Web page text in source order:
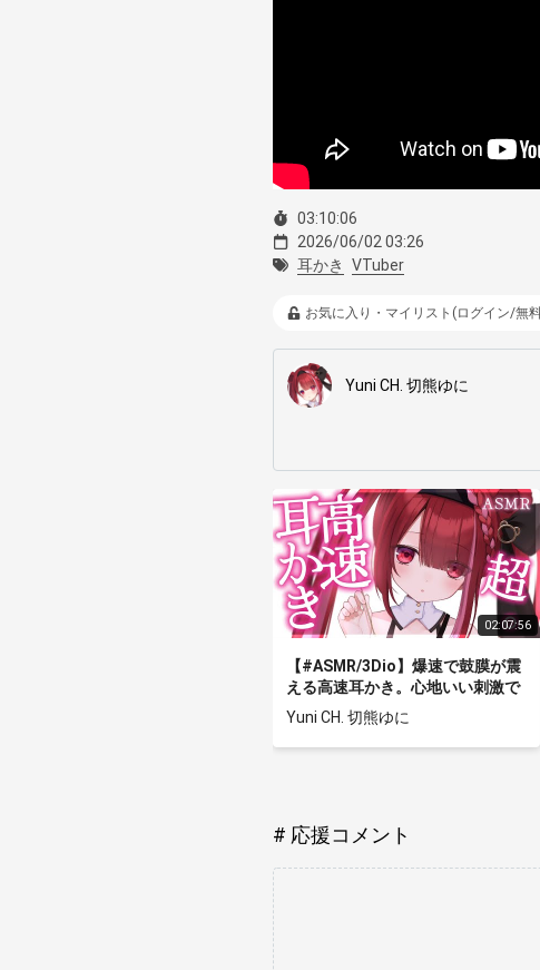
03:10:06
2026/06/02 03:26
耳かき
VTuber
お気に入り・マイリスト(ログイン/無
Yuni CH. 切熊ゆに
02:07:56
【#ASMR/3Dio】爆速で鼓膜が震
える高速耳かき。心地いい刺激で
耳奥を癒す耳掃除。睡
眠,Earcleaning,Whispering,Bina
ural【星めぐり学園/切熊ゆに】
Yuni CH. 切熊ゆに
応援コメント